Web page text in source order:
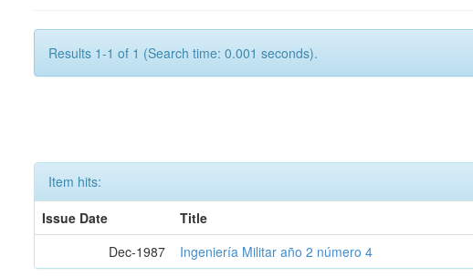
Results 1-1 of 1 (Search time: 0.001 seconds).
Item hits:
Issue Date
Title
Dec-1987
Ingeniería Militar año 2 número 4